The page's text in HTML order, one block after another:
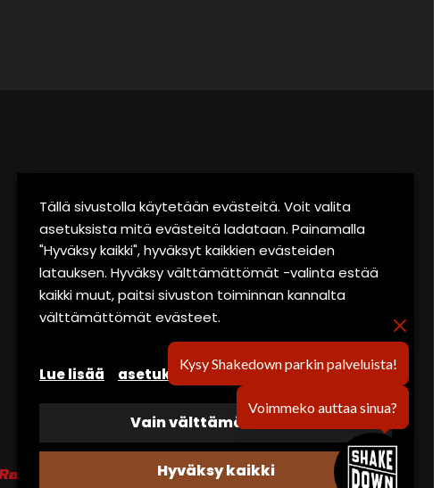
Kysy Shakedown parkin palveluista!
Voimmeko auttaa sinua?
SIJAINTI
Salmirannantie 2
40520 Jyväskylä
040-7094035 (Jouko)
-paketti KäyttöehdotEvästeseloste UUTISET
Tällä sivustolla käytetään evästeitä. Voit valita
asetuksista mitä evästeitä ladataan. Painamalla
"Hyväksy kaikki", hyväksyt kaikkien evästeiden
latauksen. Hyväksy välttämättömät -valinta estää
kaikki muut, paitsi sivuston toiminnan kannalta
välttämättömät evästeet.
Lue lisää asetukset
Vain välttämättömät
Hyväksy kaikki